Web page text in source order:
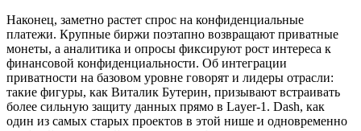
Наконец, заметно растет спрос на конфиденциальные
платежи. Крупные биржи поэтапно возвращают приватные
монеты, а аналитика и опросы фиксируют рост интереса к
финансовой конфиденциальности. Об интеграции
приватности на базовом уровне говорят и лидеры отрасли:
такие фигуры, как Виталик Бутерин, призывают встраивать
более сильную защиту данных прямо в Layer-1. Dash, как
один из самых старых проектов в этой нише и одновременно